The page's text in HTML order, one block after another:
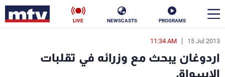
PROGRAMS
NEWSCASTS
LIVE
15 Jul 2013
11:34 AM
اردوغان يبحث مع وزرائه في تقلبات
الاسواق
en
الأخبار